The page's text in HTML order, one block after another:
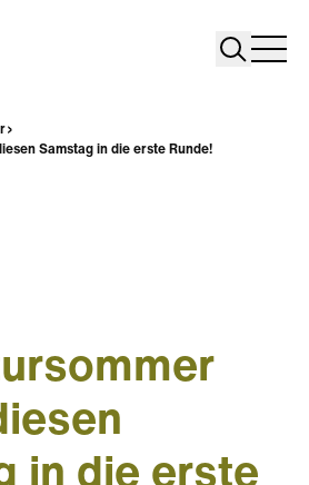
Search
Samstag in die erste Runde!
in die erste